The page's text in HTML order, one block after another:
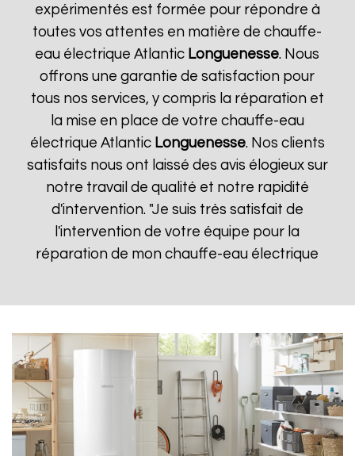
expérimentés est formée pour répondre à
toutes vos attentes en matière de chauffe-
eau électrique Atlantic Longuenesse. Nous
offrons une garantie de satisfaction pour
tous nos services, y compris la réparation et
la mise en place de votre chauffe-eau
électrique Atlantic Longuenesse. Nos clients
satisfaits nous ont laissé des avis élogieux sur
notre travail de qualité et notre rapidité
d'intervention. "Je suis très satisfait de
l'intervention de votre équipe pour la
réparation de mon chauffe-eau électrique